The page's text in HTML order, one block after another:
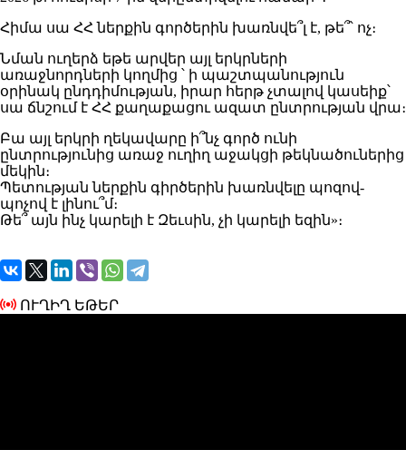
Հիմա սա ՀՀ ներքին գործերին խառնվե՞լ է, թե՞՝ ոչ։
Նման ուղերձ եթե արվեր այլ երկրների
առաջնորդների կողմից ՝ ի պաշտպանություն
օրինակ ընդդիմության, իրար հերթ չտալով կասեիք՝
սա ճնշում է ՀՀ քաղաքացու ազատ ընտրության վրա։
Բա այլ երկրի ղեկավարը ի՞նչ գործ ունի
ընտրությունից առաջ ուղիղ աջակցի թեկնածուներից
մեկին։
Պետության ներքին գիրծերին խառնվելը պոզով-
պոչով է լինու՞մ։
Թե՞ այն ինչ կարելի է Զեւսին, չի կարելի եզին»։
ՈՒՂԻՂ ԵԹԵՐ